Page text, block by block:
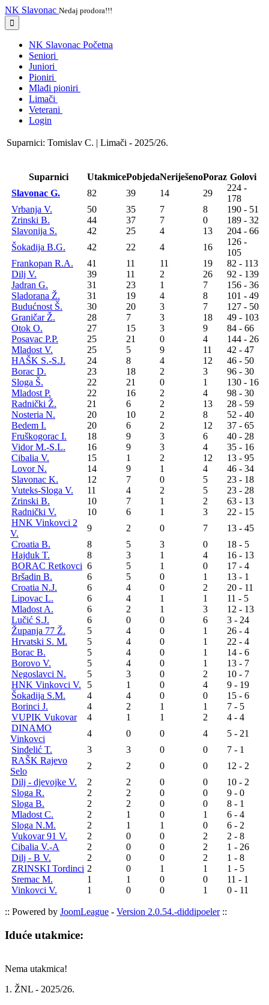
NK Slavonac Nedaj prodora!!!
NK Slavonac Početna
Seniori
Juniori
Pioniri
Mlađi pioniri
Limači
Veterani
Login
Suparnici: Tomislav C. | Limači - 2025/26.
Suparnici UtakmicePobjedaNeriješenoPoraz Golovi
Slavonac G.
82 39 14 29
224 -
178
Vrbanja V.
50 35 7 8
190 - 51
Zrinski B.
44 37 7 0
189 - 32
Slavonija S.
42 25 4 13
204 - 66
Šokadija B.G.
42 22 4 16
126 -
105
Frankopan R.A.
41 11 11 19
82 - 113
Dilj V.
39 11 2 26
92 - 139
Jadran G.
31 23 1 7
156 - 36
Sladorana Ž.
31 19 4 8
101 - 49
Budućnost Š.
30 20 3 7
127 - 50
Graničar Ž.
28 7 3 18
49 - 103
Otok O.
27 15 3 9
84 - 66
Posavac P.P.
25 21 0 4
144 - 26
Mladost V.
25 5 9 11
42 - 47
HAŠK S.-S.J.
24 8 4 12
46 - 50
Borac D.
23 18 2 3
96 - 30
Sloga Š.
22 21 0 1
130 - 16
Mladost P.
22 16 2 4
98 - 30
Radnički Ž.
21 6 2 13
28 - 59
Nosteria N.
20 10 2 8
52 - 40
Bedem I.
20 6 2 12
37 - 65
Fruškogorac I.
18 9 3 6
40 - 28
Vidor M.-S.L.
16 9 3 4
35 - 16
Cibalia V.
15 1 2 12
13 - 95
Lovor N.
14 9 1 4
46 - 34
Slavonac K.
12 7 0 5
23 - 18
Vuteks-Sloga V.
11 4 2 5
23 - 28
Zrinski B.
10 7 1 2
63 - 13
Radnički V.
10 6 1 3
22 - 15
HNK Vinkovci 2
V.
9 2 0 7
13 - 45
Croatia B.
8 5 3 0
18 - 5
Hajduk T.
8 3 1 4
16 - 13
BORAC Retkovci 6 5 1 0
17 - 4
Bršadin B.
6 5 0 1
13 - 1
Croatia N.J.
6 4 0 2
20 - 11
Lipovac L.
6 4 1 1
11 - 5
Mladost A.
6 2 1 3
12 - 13
Lučić S.J.
6 0 0 6
3 - 24
Županja 77 Ž.
5 4 0 1
26 - 4
Hrvatski S. M.
5 4 0 1
22 - 4
Borac B.
5 4 0 1
14 - 6
Borovo V.
5 4 0 1
13 - 7
Negoslavci N.
5 3 0 2
10 - 7
HNK Vinkovci V.
5 1 0 4
9 - 19
Šokadija S.M.
4 4 0 0
15 - 6
Borinci J.
4 2 1 1
7 - 5
VUPIK Vukovar
4 1 1 2
4 - 4
DINAMO
Vinkovci
4 0 0 4
5 - 21
Sinđelić T.
3 3 0 0
7 - 1
RAŠK Rajevo
Selo
2 2 0 0
12 - 2
Dilj - djevojke V.
2 2 0 0
10 - 2
Sloga R.
2 2 0 0
9 - 0
Sloga B.
2 2 0 0
8 - 1
Mladost C.
2 1 0 1
6 - 4
Sloga N.M.
2 1 1 0
6 - 2
Vukovar 91 V.
2 0 0 2
2 - 8
Cibalia V.-A
2 0 0 2
1 - 26
Dilj - B V.
2 0 0 2
1 - 8
ZRINSKI Tordinci 2 0 1 1
1 - 5
Sremac M.
1 1 0 0
11 - 1
Vinkovci V.
1 0 0 1 0 - 11
:: Powered by JoomLeague - Version 2.0.54.-diddipoeler::
Iduće utakmice:
Nema utakmica!
1. ŽNL - 2025/26.